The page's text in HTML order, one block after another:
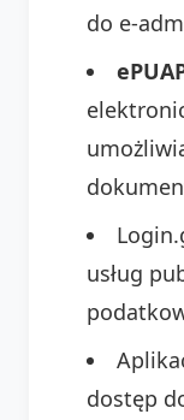
do e-
usług
dostęp